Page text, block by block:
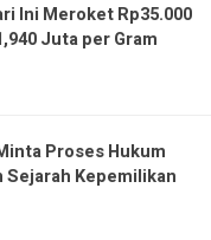
Ini Meroket Rp35.000
Juta per Gram
Proses Hukum
Kepemilikan